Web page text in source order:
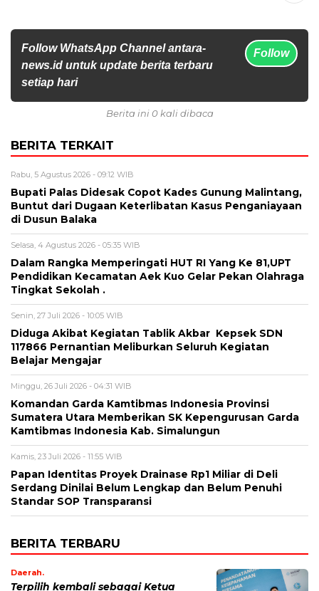
Follow WhatsApp Channel antara-
news.id untuk update berita terbaru
setiap hari
Follow
Berita ini 0 kali dibaca
BERITA TERKAIT
Rabu, 5 Agustus 2026 - 09:12 WIB
Bupati Palas Didesak Copot Kades Gunung Malintang,
Buntut dari Dugaan Keterlibatan Kasus Penganiayaan
di Dusun Balaka
Selasa, 4 Agustus 2026 - 05:35 WIB
Dalam Rangka Memperingati HUT RI Yang Ke 81,UPT
Pendidikan Kecamatan Aek Kuo Gelar Pekan Olahraga
Tingkat Sekolah .
Senin, 27 Juli 2026 - 10:05 WIB
Diduga Akibat Kegiatan Tablik Akbar Kepsek SDN
117866 Pernantian Meliburkan Seluruh Kegiatan
Belajar Mengajar
Minggu, 26 Juli 2026 - 04:31 WIB
Komandan Garda Kamtibmas Indonesia Provinsi
Sumatera Utara Memberikan SK Kepengurusan Garda
Kamtibmas Indonesia Kab. Simalungun
Kamis, 23 Juli 2026 - 11:55 WIB
Papan Identitas Proyek Drainase Rp1 Miliar di Deli
Serdang Dinilai Belum Lengkap dan Belum Penuhi
Standar SOP Transparansi
BERITA TERBARU
Daerah.
Terpilih kembali sebagai Ketua